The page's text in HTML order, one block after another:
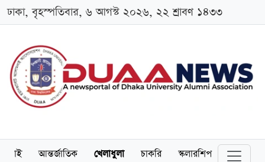
ঢাকা, বৃহস্পতিবার, ৬ আগস্ট ২০২৬, ২২ শ্রাবণ ১৪৩৩
আন্তর্জাতিক খেলাধুলা চাকরি স্কলারশিপ বিনোদন